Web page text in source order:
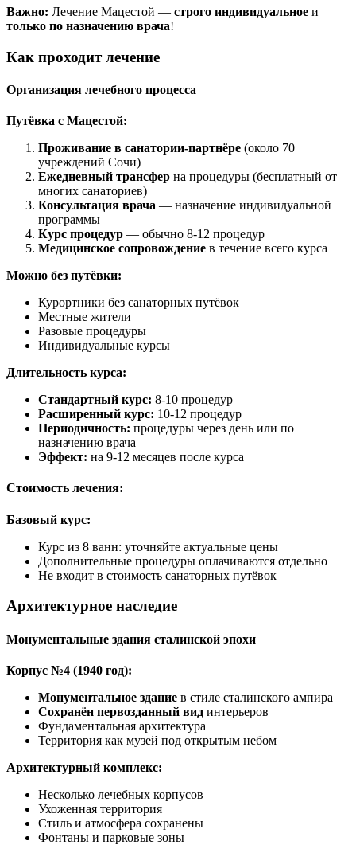
Важно: Лечение Мацестой — строго индивидуальное и
только по назначению врача!
Как проходит лечение
Организация лечебного процесса
Путёвка с Мацестой:
Проживание в санатории-партнёре (около 70
учреждений Сочи)
Ежедневный трансфер на процедуры (бесплатный от
многих санаториев)
Консультация врача — назначение индивидуальной
программы
Курс процедур — обычно 8-12 процедур
Медицинское сопровождение в течение всего курса
Можно без путёвки:
Курортники без санаторных путёвок
Местные жители
Разовые процедуры
Индивидуальные курсы
Длительность курса:
Стандартный курс: 8-10 процедур
Расширенный курс: 10-12 процедур
Периодичность: процедуры через день или по
назначению врача
Эффект: на 9-12 месяцев после курса
Стоимость лечения:
Базовый курс:
Курс из 8 ванн: уточняйте актуальные цены
Дополнительные процедуры оплачиваются отдельно
Не входит в стоимость санаторных путёвок
Архитектурное наследие
Монументальные здания сталинской эпохи
Корпус №4 (1940 год):
Монументальное здание в стиле сталинского ампира
Сохранён первозданный вид интерьеров
Фундаментальная архитектура
Территория как музей под открытым небом
Архитектурный комплекс:
Несколько лечебных корпусов
Ухоженная территория
Стиль и атмосфера сохранены
Фонтаны и парковые зоны